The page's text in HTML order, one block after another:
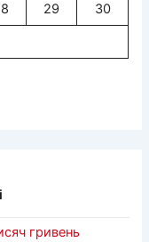
29 30
гривень